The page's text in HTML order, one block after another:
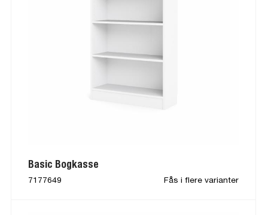
Basic Bogkasse
7177649 Fås i flere varianter